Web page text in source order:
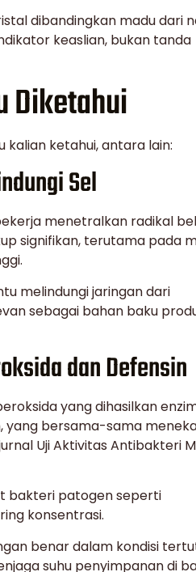
dibandingkan madu dari
keaslian, bukan tanda
Diketahui
ketahui, antara lain:
Sel
menetralkan radikal
signifikan, terutama pada
melindungi jaringan dari
sebagai bahan baku
dan Defensin
yang dihasilkan
yang bersama-sama
Uji Aktivitas Antibakteri
bakteri patogen seperti
konsentrasi.
benar dalam kondisi
suhu penyimpanan di